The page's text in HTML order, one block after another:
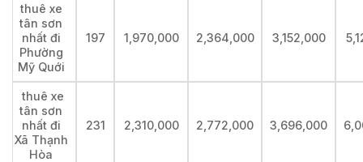
thuê xe
tân sơn
nhất đi
Phường
Mỹ Quới
197 1,970,000 2,364,000 3,152,000
thuê xe
tân sơn
nhất đi
Xã Thạnh
Hòa
231 2,310,000 2,772,000 3,696,000